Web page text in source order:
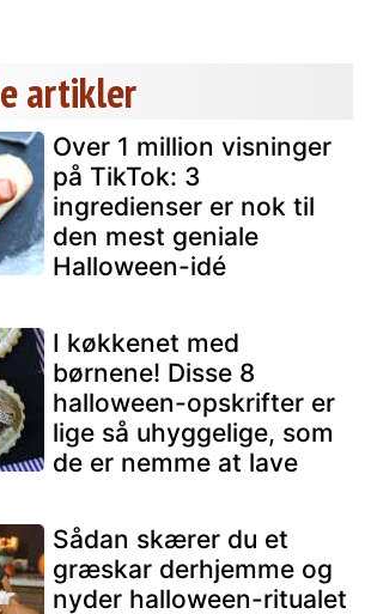
artikler
Over 1 million visninger
på TikTok: 3
ingredienser er nok til
den mest geniale
Halloween-idé
I køkkenet med
børnene! Disse 8
halloween-opskrifter er
lige så uhyggelige, som
de er nemme at lave
Sådan skærer du et
græskar derhjemme og
nyder halloween-ritualet